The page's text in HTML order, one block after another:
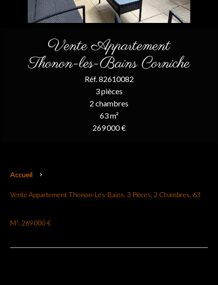
Vente Appartement
Thonon-les-Bains Corniche
Réf. 82610082
3 pièces
2 chambres
63 m²
269 000 €
Accueil
Vente Appartement Thonon-Les-Bains, 3 Pièces, 2 Chambres, 63
M², 269 000 €